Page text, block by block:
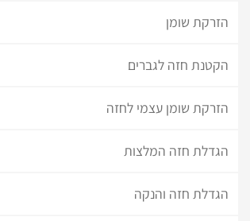
הזרקת שומן
הקטנת חזה לגברים
הזרקת שומן עצמי לחזה
הגדלת חזה המלצות
הגדלת חזה והנקה